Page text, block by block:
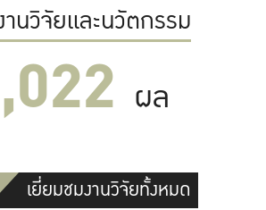
นวิจัยและนวัตกรรม
ผล
เยี่ยมชมงานวิจัยทั้งหมด